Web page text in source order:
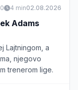
0 4 min02.08.2026
Adams
Lajtningom, a
njegovo
trenerom lige.